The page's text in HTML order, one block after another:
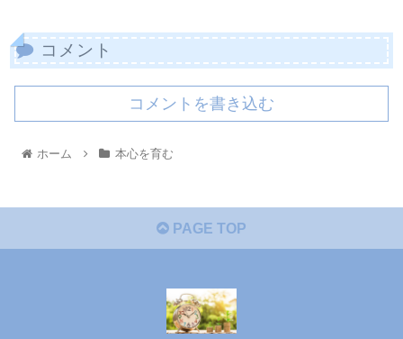
コメント
コメントを書き込む
ホーム 本心を育む
PAGE TOP